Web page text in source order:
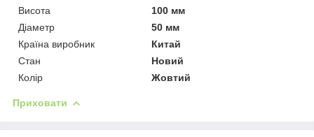
Висота
100 мм
Діаметр
50 мм
Країна виробник
Китай
Стан
Новий
Колір
Жовтий
Приховати